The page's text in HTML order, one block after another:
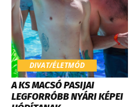
DIVAT/ÉLETMÓD
A KS MACSÓ PASIJAI
LEGFORRÓBB NYÁRI KÉPEI